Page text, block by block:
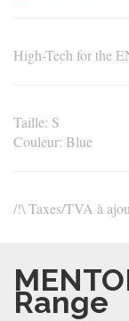
High-Tech for the
Taille: S
Couleur: Blue
/!\ Taxes/TVA à
Range